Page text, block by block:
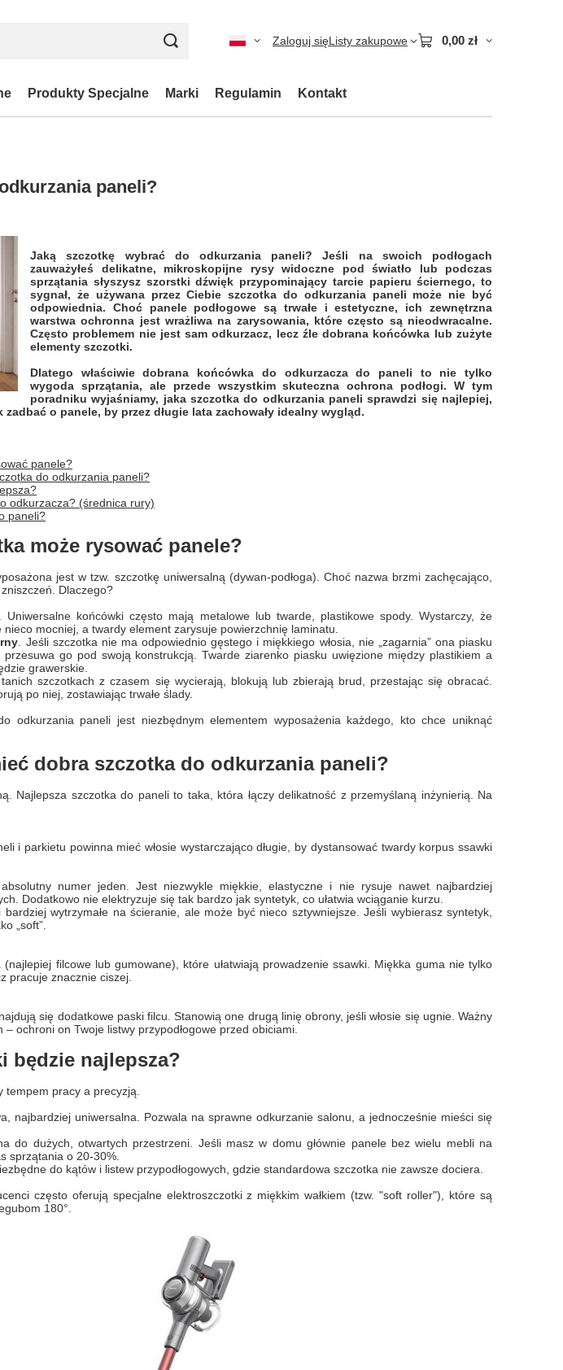
Zaloguj sięListy zakupowe 0,00 zł
Produkty Specjalne Marki Regulamin Kontakt
paneli?
Jaką szczotkę wybrać do odkurzania paneli? Jeśli na swoich podłogach
zauważyłeś delikatne, mikroskopijne rysy widoczne pod światło lub podczas
sprzątania słyszysz szorstki dźwięk przypominający tarcie papieru ściernego, to
sygnał, że używana przez Ciebie szczotka do odkurzania paneli może nie być
odpowiednia. Choć panele podłogowe są trwałe i estetyczne, ich zewnętrzna
warstwa ochronna jest wrażliwa na zarysowania, które często są nieodwracalne.
Często problemem nie jest sam odkurzacz, lecz źle dobrana końcówka lub zużyte
elementy szczotki.
Dlatego właściwie dobrana końcówka do odkurzacza do paneli to nie tylko
wygoda sprzątania, ale przede wszystkim skuteczna ochrona podłogi. W tym
poradniku wyjaśniamy, jaka szczotka do odkurzania paneli sprawdzi się najlepiej,
o panele, by przez długie lata zachowały idealny wygląd.
panele?
do odkurzania paneli?
odkurzacza? (średnica rury)
paneli?
może rysować panele?
jest w tzw. szczotkę uniwersalną (dywan-podłoga). Choć nazwa brzmi zachęcająco,
Dlaczego?
. Uniwersalne końcówki często mają metalowe lub twarde, plastikowe spody. Wystarczy, że
mocniej, a twardy element zarysuje powierzchnię laminatu.
. Jeśli szczotka nie ma odpowiednio gęstego i miękkiego włosia, nie „zagarnia” ona piasku
go pod swoją konstrukcją. Twarde ziarenko piasku uwięzione między plastikiem a
grawerskie.
tanich szczotkach z czasem się wycierają, blokują lub zbierają brud, przestając się obracać.
po niej, zostawiając trwałe ślady.
odkurzania paneli jest niezbędnym elementem wyposażenia każdego, kto chce uniknąć
dobra szczotka do odkurzania paneli?
Najlepsza szczotka do paneli to taka, która łączy delikatność z przemyślaną inżynierią. Na
i parkietu powinna mieć włosie wystarczająco długie, by dystansować twardy korpus ssawki
absolutny numer jeden. Jest niezwykle miękkie, elastyczne i nie rysuje nawet najbardziej
Dodatkowo nie elektryzuje się tak bardzo jak syntetyk, co ułatwia wciąganie kurzu.
wytrzymałe na ścieranie, ale może być nieco sztywniejsze. Jeśli wybierasz syntetyk,
„soft”.
filcowe lub gumowane), które ułatwiają prowadzenie ssawki. Miękka guma nie tylko
pracuje znacznie ciszej.
się dodatkowe paski filcu. Stanowią one drugą linię obrony, jeśli włosie się ugnie. Ważny
ochroni on Twoje listwy przypodłogowe przed obiciami.
będzie najlepsza?
pracy a precyzją.
najbardziej uniwersalna. Pozwala na sprawne odkurzanie salonu, a jednocześnie mieści się
do dużych, otwartych przestrzeni. Jeśli masz w domu głównie panele bez wielu mebli na
sprzątania o 20-30%.
do kątów i listew przypodłogowych, gdzie standardowa szczotka nie zawsze dociera.
często oferują specjalne elektroszczotki z miękkim wałkiem (tzw. "soft roller"), które są
180°.